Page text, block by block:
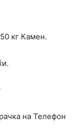
кг Камен.
на Телефон